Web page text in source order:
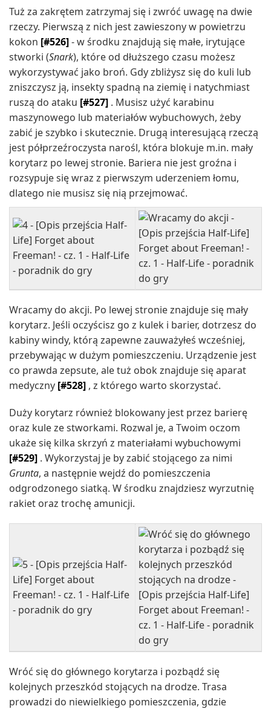
Tuż za zakrętem zatrzymaj się i zwróć uwagę na dwie
rzeczy. Pierwszą z nich jest zawieszony w powietrzu
kokon [#526]- w środku znajdują się małe, irytujące
stworki (Snark), które od dłuższego czasu możesz
wykorzystywać jako broń. Gdy zbliżysz się do kuli lub
zniszczysz ją, insekty spadną na ziemię i natychmiast
ruszą do ataku [#527] . Musisz użyć karabinu
maszynowego lub materiałów wybuchowych, żeby
zabić je szybko i skutecznie. Drugą interesującą rzeczą
jest półprzeźroczysta narośl, która blokuje m.in. mały
korytarz po lewej stronie. Bariera nie jest groźna i
rozsypuje się wraz z pierwszym uderzeniem łomu,
dlatego nie musisz się nią przejmować.
Wracamy do akcji. Po lewej stronie znajduje się mały
korytarz. Jeśli oczyścisz go z kulek i barier, dotrzesz do
kabiny windy, którą zapewne zauważyłeś wcześniej,
przebywając w dużym pomieszczeniu. Urządzenie jest
co prawda zepsute, ale tuż obok znajduje się aparat
medyczny [#528] , z którego warto skorzystać.
Duży korytarz również blokowany jest przez barierę
oraz kule ze stworkami. Rozwal je, a Twoim oczom
ukaże się kilka skrzyń z materiałami wybuchowymi
[#529] . Wykorzystaj je by zabić stojącego za nimi
Grunta, a następnie wejdź do pomieszczenia
odgrodzonego siatką. W środku znajdziesz wyrzutnię
rakiet oraz trochę amunicji.
Wróć się do głównego korytarza i pozbądź się
kolejnych przeszkód stojących na drodze. Trasa
prowadzi do niewielkiego pomieszczenia, gdzie